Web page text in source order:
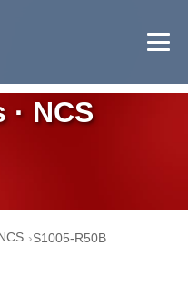
NCS
NCS S1005-R50B